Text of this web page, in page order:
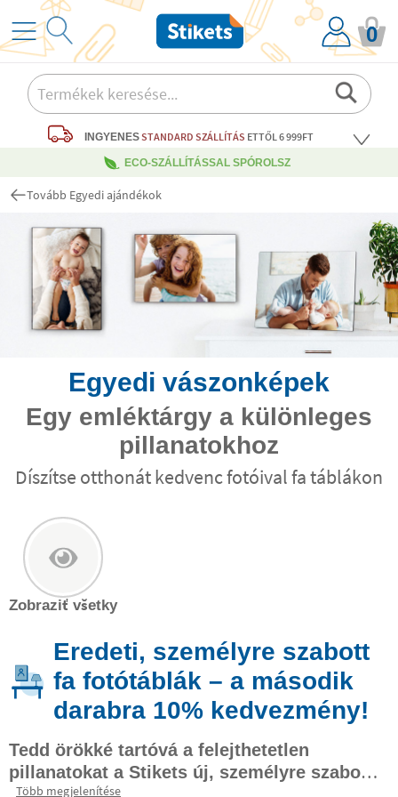
0
INGYENESSTANDARD SZÁLLÍTÁS ETTŐL 6 999FT
ECO-SZÁLLÍTÁSSAL SPÓROLSZ
Tovább Egyedi ajándékok
Egyedi vászonképek
Egy emléktárgy a különleges
pillanatokhoz
Díszítse otthonát kedvenc fotóival fa táblákon
Zobraziť všetky
Eredeti, személyre szabott
fa fotótáblák – a második
darabra 10% kedvezmény!
Tedd örökké tartóvá a felejthetetlen
pillanatokat a Stikets új, személyre szabott
Több megjelenítése